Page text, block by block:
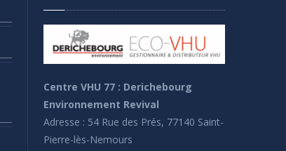
Centre VHU 77 : Derichebourg
Environnement Revival
Adresse : 54 Rue des Prés, 77140 Saint-
Pierre-lès-Nemours